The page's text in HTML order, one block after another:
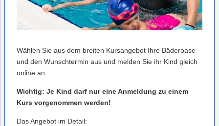
Wählen Sie aus dem breiten Kursangebot Ihre Bäderoase
und den Wunschtermin aus und melden Sie ihr Kind gleich
online an.
Wichtig: Je Kind darf nur eine Anmeldung zu einem
Kurs vorgenommen werden!
Das Angebot im Detail: